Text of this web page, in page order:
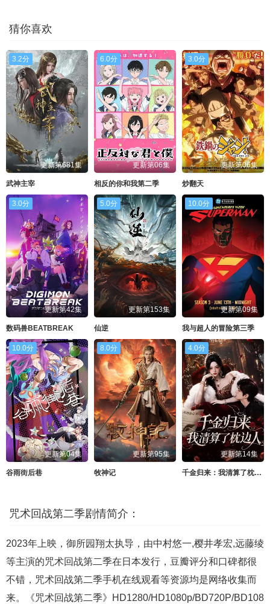
猜你喜欢
3.2分
更新第681集
武神主宰
6.0分
更新第06集
相反的你和我第二季
3.0分
更新第06集
炒翻天
3.0分
更新第42集
数码兽BEATBREAK
5.0分
更新第153集
仙逆
10.0分
更新第09集
我与超人的冒险第三季
10.0分
更新第04集
谷雨街后巷
8.0分
更新第95集
牧神记
4.0分
更新第14集
千金归来：我清算了枕边人
咒术回战第二季剧情简介：
2023年上映，御所园翔太执导，由中村悠一,樱井孝宏,远藤绫
等主演的咒术回战第二季在日本发行，豆瓣评分和口碑都很
不错，咒术回战第二季手机在线观看等资源均是网络收集而
来。《咒术回战第二季》HD1280/HD1080p/BD720P/BD108